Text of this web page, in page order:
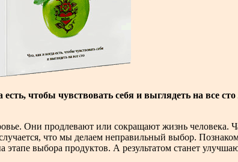
чтобы чувствовать себя и выглядеть на все сто
Они продлевают или сокращают жизнь человека.
что мы делаем неправильный выбор.
выбора продуктов. А результатом станет